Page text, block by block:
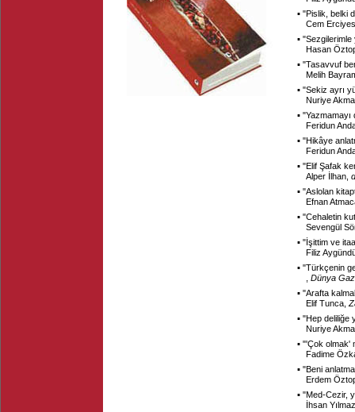
▪ "Pislik, belki
Cem
▪ "Sezgilerimle
Hasan
▪ "Tasavvuf
Melih
▪ "Sekiz ayrı
Nuriye
▪ "
Feridun
▪ "Hikâye
Feridun
▪ "Elif Şafak
Alper İlhan,
▪ "Aslolan
Efnan
▪ "Cehaletin
Sevengül
▪ "İşittim ve
Filiz
▪ "Türkçenin
Dünya
▪ "Arafta
Elif Tunca,
▪ "Hep deliliğe
Nuriye
▪ "'Çok olmak'
Fadime
▪ "Beni
Erdem
▪ "Med-Cezir,
İhsan